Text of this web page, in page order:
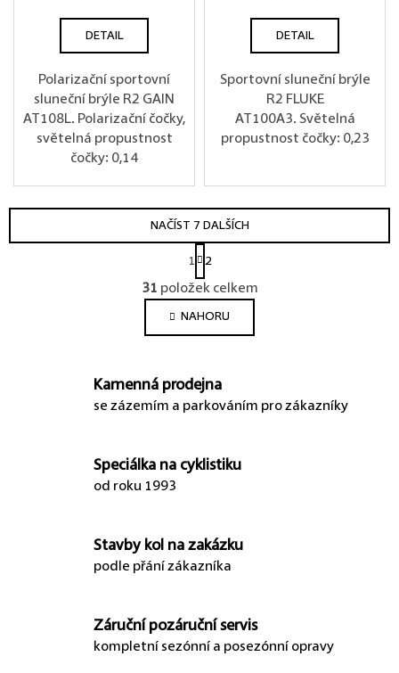
DETAIL
Polarizační sportovní
sluneční brýle R2 GAIN
AT108L. Polarizační čočky,
světelná propustnost
čočky: 0,14
DETAIL
Sportovní sluneční brýle
R2 FLUKE
AT100A3. Světelná
propustnost čočky: 0,23
Ovládací prvky
NAČÍST 7 DALŠÍCH
Stránkování
1 2
31 položek celkem
NAHORU
Kamenná prodejna
se zázemím a parkováním pro zákazníky
Speciálka na cyklistiku
od roku 1993
Stavby kol na zakázku
podle přání zákazníka
Záruční pozáruční servis
kompletní sezónní a posezónní opravy